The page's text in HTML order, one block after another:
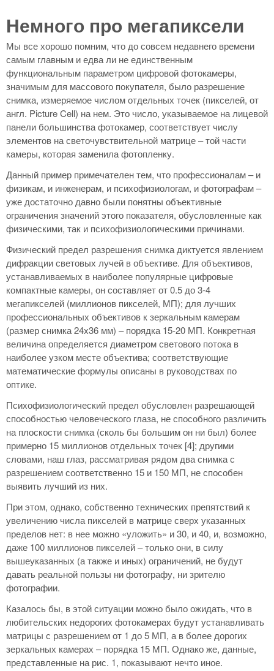
Немного про мегапиксели
Мы все хорошо помним, что до совсем недавнего времени
самым главным и едва ли не единственным
функциональным параметром цифровой фотокамеры,
значимым для массового покупателя, было разрешение
снимка, измеряемое числом отдельных точек (пикселей, от
англ. Picture Cell) на нем. Это число, указываемое на лицевой
панели большинства фотокамер, соответствует числу
элементов на светочувствительной матрице – той части
камеры, которая заменила фотопленку.
Данный пример примечателен тем, что профессионалам – и
физикам, и инженерам, и психофизиологам, и фотографам –
уже достаточно давно были понятны объективные
ограничения значений этого показателя, обусловленные как
физическими, так и психофизиологическими причинами.
Физический предел разрешения снимка диктуется явлением
дифракции световых лучей в объективе. Для объективов,
устанавливаемых в наиболее популярные цифровые
компактные камеры, он составляет от 0.5 до 3-4
мегапикселей (миллионов пикселей, МП); для лучших
профессиональных объективов к зеркальным камерам
(размер снимка 24х36 мм) – порядка 15-20 МП. Конкретная
величина определяется диаметром светового потока в
наиболее узком месте объектива; соответствующие
математические формулы описаны в руководствах по
оптике.
Психофизиологический предел обусловлен разрешающей
способностью человеческого глаза, не способного различить
на плоскости снимка (сколь бы большим он ни был) более
примерно 15 миллионов отдельных точек [4]; другими
словами, наш глаз, рассматривая рядом два снимка с
разрешением соответственно 15 и 150 МП, не способен
выявить лучший из них.
При этом, однако, собственно технических препятствий к
увеличению числа пикселей в матрице сверх указанных
пределов нет: в нее можно «уложить» и 30, и 40, и, возможно,
даже 100 миллионов пикселей – только они, в силу
вышеуказанных (а также и иных) ограничений, не будут
давать реальной пользы ни фотографу, ни зрителю
фотографии.
Казалось бы, в этой ситуации можно было ожидать, что в
любительских недорогих фотокамерах будут устанавливать
матрицы с разрешением от 1 до 5 МП, а в более дорогих
зеркальных камерах – порядка 15 МП. Однако же, данные,
представленные на рис. 1, показывают нечто иное.